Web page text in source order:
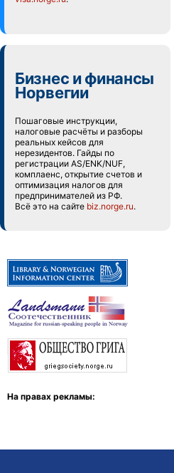
Бизнес и финансы
Норвегии
Пошаговые инструкции,
налоговые расчёты и разборы
реальных кейсов для
нерезидентов. Гайды по
регистрации AS/ENK/NUF,
комплаенс, открытие счетов и
оптимизация налогов для
предпринимателей из РФ.
Всё это на сайте biz.norge.ru.
На правах рекламы: